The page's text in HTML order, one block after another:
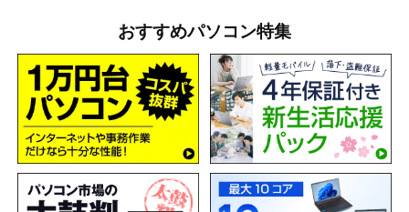
おすすめパソコン特集